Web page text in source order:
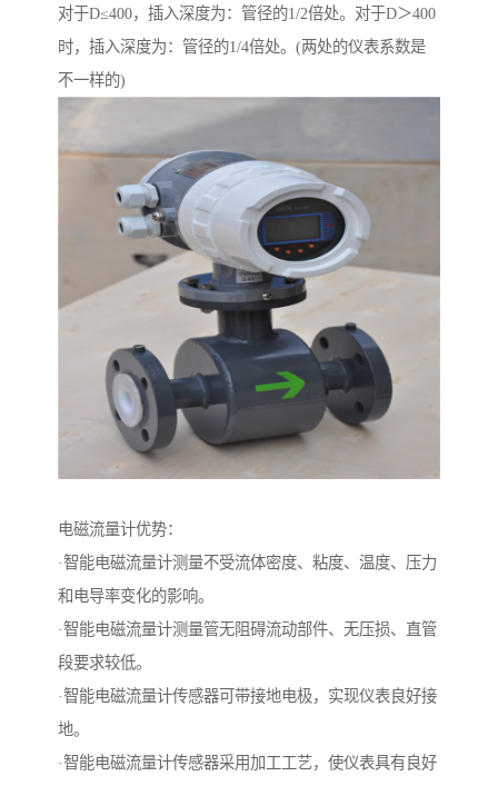
对于D≤400，插入深度为：管径的1/2倍处。对于D＞400
时，插入深度为：管径的1/4倍处。(两处的仪表系数是
不一样的)
电磁流量计优势：
·智能电磁流量计测量不受流体密度、粘度、温度、压力
和电导率变化的影响。
·智能电磁流量计测量管无阻碍流动部件、无压损、直管
段要求较低。
·智能电磁流量计传感器可带接地电极，实现仪表良好接
地。
·智能电磁流量计传感器采用加工工艺，使仪表具有良好